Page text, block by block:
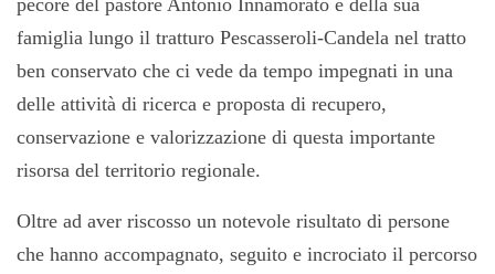
famiglia lungo il tratturo Pescasseroli-Candela nel tratto
ben conservato che ci vede da tempo impegnati in una
delle attività di ricerca e proposta di recupero,
conservazione e valorizzazione di questa importante
risorsa del territorio regionale.
Oltre ad aver riscosso un notevole risultato di persone
che hanno accompagnato, seguito e incrociato il percorso